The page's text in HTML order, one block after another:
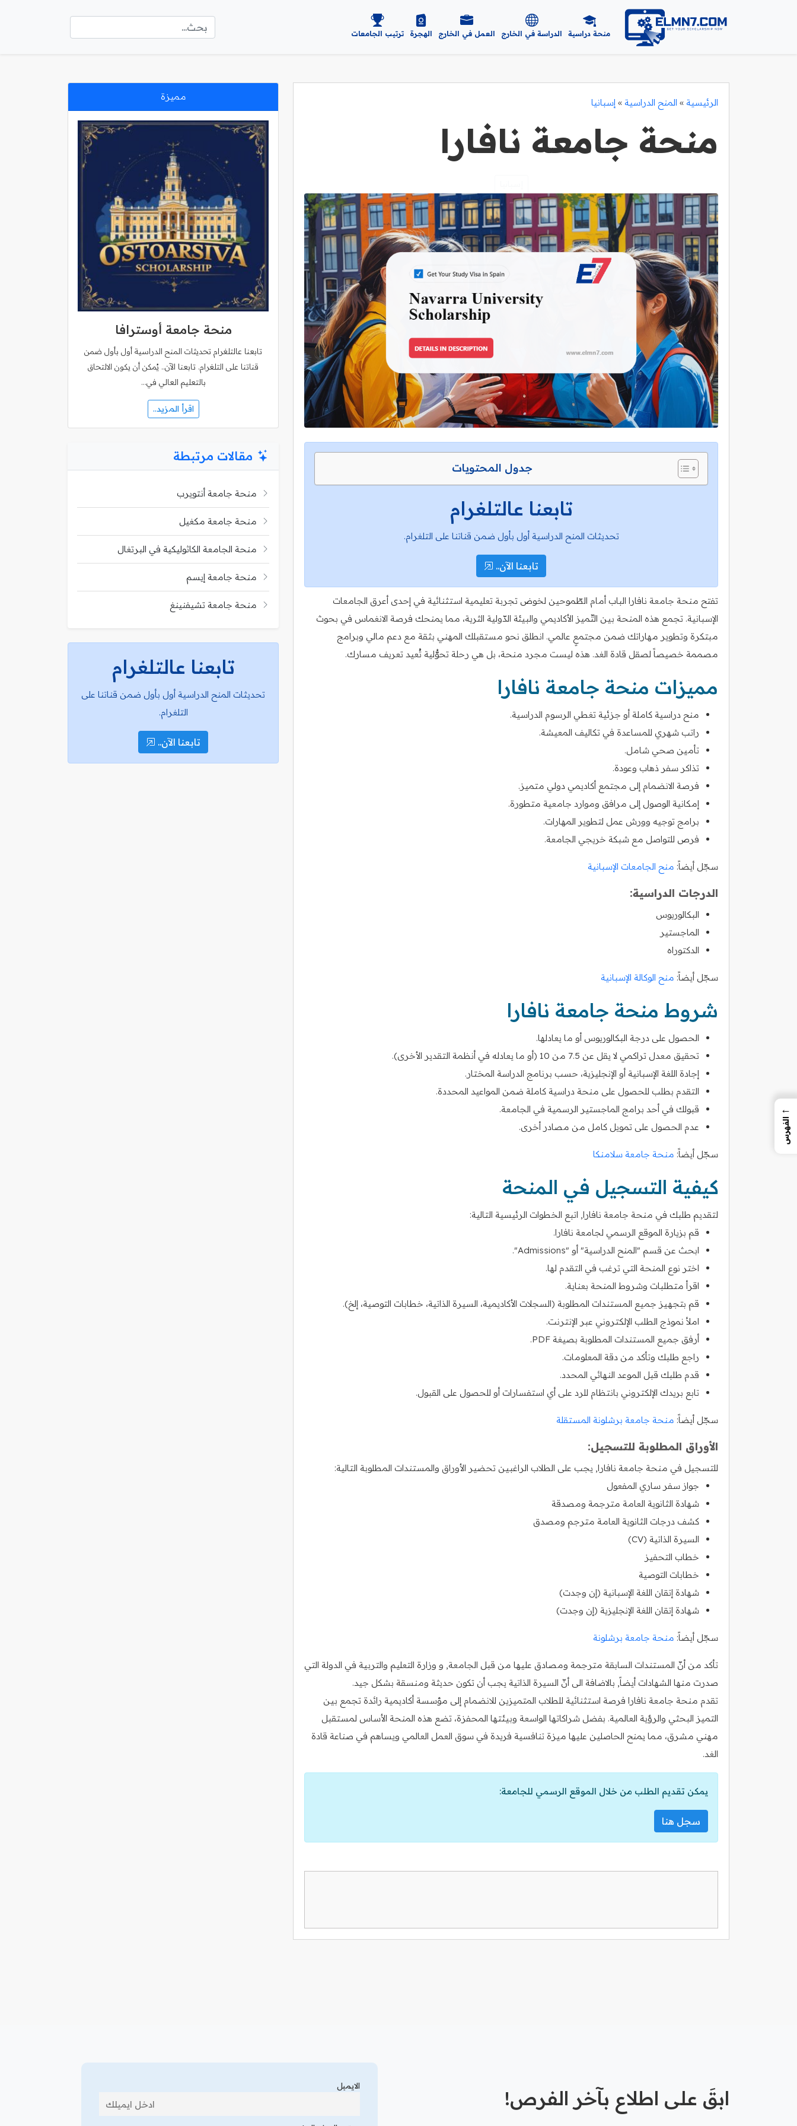
منحة دراسية الدراسة في الخارج العمل في الخارج الهجرة ترتيب الجامعات
الرئيسية » المنح الدراسية » إسبانيا
منحة جامعة نافارا
جدول المحتويات
تابعنا عالتلغرام
تحديثات المنح الدراسية أول بأول ضمن قناتنا على التلغرام.
تابعنا الآن..
تفتح منحة جامعة نافارا الباب أمام الطّموحين لخوض تجربة تعليمية استثنائية في إحدى أعرق الجامعات
الإسبانية. تجمع هذه المنحة بين التّميز الأكاديمي والبيئة الدّولية الثرية، مما يمنحك فرصة الانغماس في بحوث
مبتكرة وتطوير مهاراتك ضمن مجتمعٍ عالمي. انطلق نحو مستقبلك المهني بثقة مع دعم مالي وبرامج
مصممة خصيصاً لصقل قادة الغد. هذه ليست مجرد منحة، بل هي رحلة تحوُّلية تُعيد تعريف مسارك.
مميزات منحة جامعة نافارا
منح دراسية كاملة أو جزئية تغطي الرسوم الدراسية.
راتب شهري للمساعدة في تكاليف المعيشة.
تأمين صحي شامل.
تذاكر سفر ذهاب وعودة.
فرصة الانضمام إلى مجتمع أكاديمي دولي متميز.
إمكانية الوصول إلى مرافق وموارد جامعية متطورة.
برامج توجيه وورش عمل لتطوير المهارات.
فرص للتواصل مع شبكة خريجي الجامعة.
سجّل أيضاً: منح الجامعات الإسبانية
الدرجات الدراسية:
البكالوريوس
الماجستير
الدكتوراه
سجّل أيضاً: منح الوكالة الإسبانية
شروط منحة جامعة نافارا
الحصول على درجة البكالوريوس أو ما يعادلها.
تحقيق معدل تراكمي لا يقل عن 7.5 من 10 (أو ما يعادله في أنظمة التقدير الأخرى).
إجادة اللغة الإسبانية أو الإنجليزية، حسب برنامج الدراسة المختار.
التقدم بطلب للحصول على منحة دراسية كاملة ضمن المواعيد المحددة.
قبولك في أحد برامج الماجستير الرسمية في الجامعة.
عدم الحصول على تمويل كامل من مصادر أخرى.
سجّل أيضاً: منحة جامعة سلامنكا
كيفية التسجيل في المنحة
لتقديم طلبك في منحة جامعة نافارا, اتبع الخطوات الرئيسية التالية:
قم بزيارة الموقع الرسمي لجامعة نافارا.
ابحث عن قسم "المنح الدراسية" أو "Admissions".
اختر نوع المنحة التي ترغب في التقدم لها.
اقرأ متطلبات وشروط المنحة بعناية.
قم بتجهيز جميع المستندات المطلوبة (السجلات الأكاديمية، السيرة الذاتية، خطابات التوصية، إلخ).
املأ نموذج الطلب الإلكتروني عبر الإنترنت.
أرفق جميع المستندات المطلوبة بصيغة PDF.
راجع طلبك وتأكد من دقة المعلومات.
قدم طلبك قبل الموعد النهائي المحدد.
تابع بريدك الإلكتروني بانتظام للرد على أي استفسارات أو للحصول على القبول.
سجّل أيضاً: منحة جامعة برشلونة المستقلة
الأوراق المطلوبة للتسجيل:
للتسجيل في منحة جامعة نافارا, يجب على الطلاب الراغبين تحضير الأوراق والمستندات المطلوبة التالية:
جواز سفر ساري المفعول
شهادة الثانوية العامة مترجمة ومصدقة
كشف درجات الثانوية العامة مترجم ومصدق
السيرة الذاتية (CV)
خطاب التحفيز
خطابات التوصية
شهادة إتقان اللغة الإسبانية (إن وجدت)
شهادة إتقان اللغة الإنجليزية (إن وجدت)
سجّل أيضاً: منحة جامعة برشلونة
تأكد من أنّ المستندات السابقة مترجمة ومصادق عليها من قبل الجامعة, و وزارة التعليم والتربية في الدولة التي
صدرت منها الشهادات أيضاً, بالاضافة الى أنّ السيرة الذاتية يجب أن تكون حديثة ومنسقة بشكل جيد.
تقدم منحة جامعة نافارا فرصة استثنائية للطلاب المتميزين للانضمام إلى مؤسسة أكاديمية رائدة تجمع بين
التميز البحثي والرؤية العالمية. بفضل شراكاتها الواسعة وبيئتها المحفزة، تضع هذه المنحة الأساس لمستقبل
مهني مشرق، مما يمنح الحاصلين عليها ميزة تنافسية فريدة في سوق العمل العالمي ويساهم في صناعة قادة
الغد.
يمكن تقديم الطلب من خلال الموقع الرسمي للجامعة:
سجل هنا
مميزة
منحة جامعة أوسترافا
تابعنا عالتلغرام تحديثات المنح الدراسية أول بأول ضمن
قناتنا على التلغرام. تابعنا الآن.. يُمكن أن يكون الالتحاق
بالتعليم العالي في…
اقرأ المزيد..
مقالات مرتبطة
منحة جامعة أنتويرب
منحة جامعة مكغيل
منحة الجامعة الكاثوليكية في البرتغال
منحة جامعة إيسم
منحة جامعة تشيفنينغ
تابعنا عالتلغرام
تحديثات المنح الدراسية أول بأول ضمن قناتنا على
التلغرام.
تابعنا الآن..
ابقَ على اطلاع بآخر الفرص!
الايميل
←
الفهرس